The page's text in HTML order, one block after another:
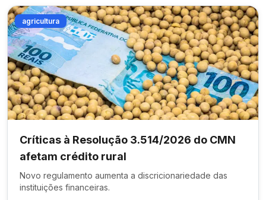
agricultura
Críticas à Resolução 3.514/2026 do CMN
afetam crédito rural
Novo regulamento aumenta a discricionariedade das
instituições financeiras.